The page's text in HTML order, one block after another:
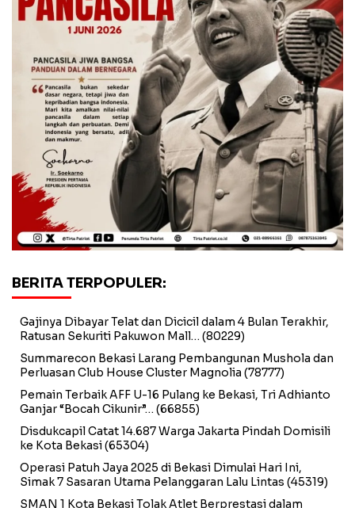
BERITA TERPOPULER:
Gajinya Dibayar Telat dan Dicicil dalam 4 Bulan Terakhir,
Ratusan Sekuriti Pakuwon Mall… (80229)
Summarecon Bekasi Larang Pembangunan Mushola dan
Perluasan Club House Cluster Magnolia (78777)
Pemain Terbaik AFF U-16 Pulang ke Bekasi, Tri Adhianto
Ganjar “Bocah Cikunir”… (66855)
Disdukcapil Catat 14.687 Warga Jakarta Pindah Domisili
ke Kota Bekasi(65304)
Operasi Patuh Jaya 2025 di Bekasi Dimulai Hari Ini,
Simak 7 Sasaran Utama Pelanggaran Lalu Lintas (45319)
SMAN 1 Kota Bekasi Tolak Atlet Berprestasi dalam